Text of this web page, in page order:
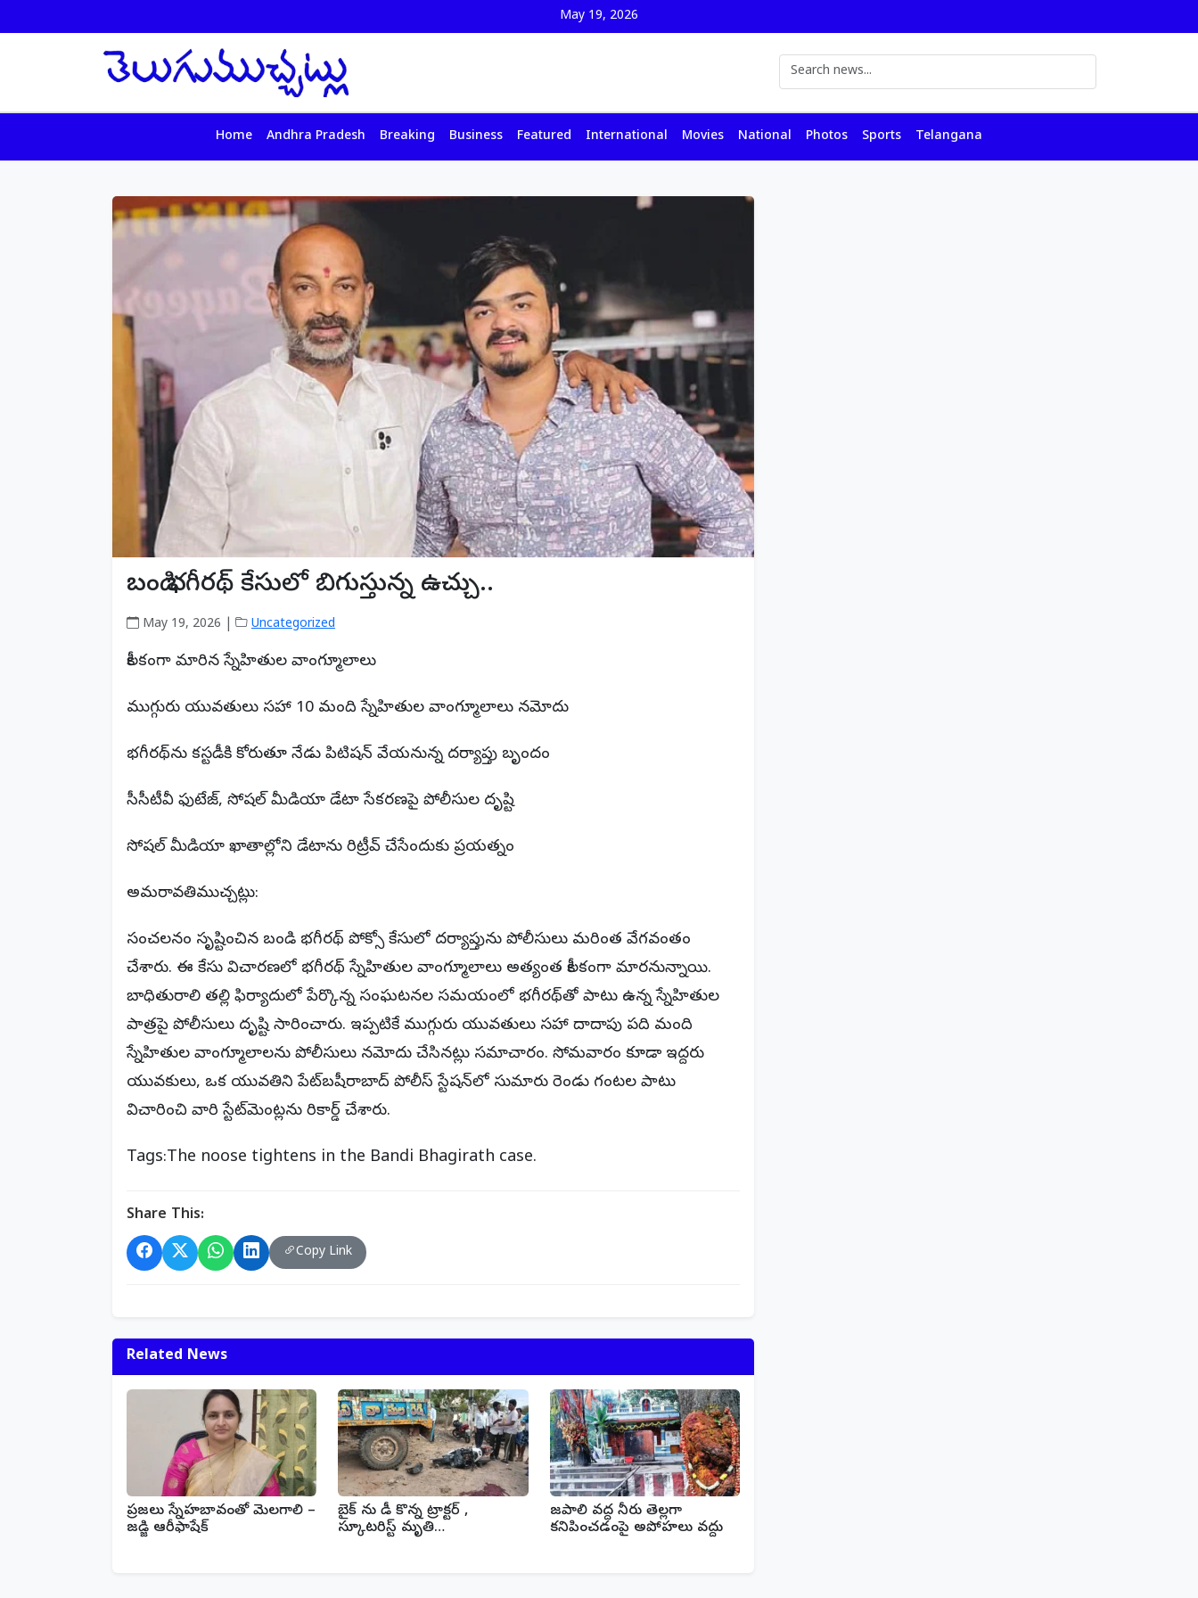
May 19, 2026
Home Andhra Pradesh Breaking Business Featured International Movies National Photos Sports Telangana
బండి భగీరథ్ కేసులో బిగుస్తున్న ఉచ్చు..
May 19, 2026 | Uncategorized
కీలకంగా మారిన స్నేహితుల వాంగ్మూలాలు
ముగ్గురు యువతులు సహా 10 మంది స్నేహితుల వాంగ్మూలాలు నమోదు
భగీరథ్‌ను కస్టడీకి కోరుతూ నేడు పిటిషన్ వేయనున్న దర్యాప్తు బృందం
సీసీటీవీ ఫుటేజ్, సోషల్ మీడియా డేటా సేకరణపై పోలీసుల దృష్టి
సోషల్ మీడియా ఖాతాల్లోని డేటాను రిట్రీవ్ చేసేందుకు ప్రయత్నం
అమరావతిముచ్చట్లు:
సంచలనం సృష్టించిన బండి భగీరథ్ పోక్సో కేసులో దర్యాప్తును పోలీసులు మరింత వేగవంతం
చేశారు. ఈ కేసు విచారణలో భగీరథ్ స్నేహితుల వాంగ్మూలాలు అత్యంత కీలకంగా మారనున్నాయి.
బాధితురాలి తల్లి ఫిర్యాదులో పేర్కొన్న సంఘటనల సమయంలో భగీరథ్‌తో పాటు ఉన్న స్నేహితుల
పాత్రపై పోలీసులు దృష్టి సారించారు. ఇప్పటికే ముగ్గురు యువతులు సహా దాదాపు పది మంది
స్నేహితుల వాంగ్మూలాలను పోలీసులు నమోదు చేసినట్లు సమాచారం. సోమవారం కూడా ఇద్దరు
యువకులు, ఒక యువతిని పేట్‌బషీరాబాద్ పోలీస్ స్టేషన్‌లో సుమారు రెండు గంటల పాటు
విచారించి వారి స్టేట్‌మెంట్లను రికార్డ్ చేశారు.
Tags:The noose tightens in the Bandi Bhagirath case.
Share This:
Copy Link
Related News
ప్రజలు స్నేహబావంతో మెలగాలి –
జడ్జి ఆరీఫాషేక్‌
బైక్ ను డీ కొన్న ట్రాక్టర్ ,
స్కూటరిస్ట్ మృతి…
జపాలి వద్ద నీరు తెల్లగా
కనిపించడంపై అపోహలు వద్దు